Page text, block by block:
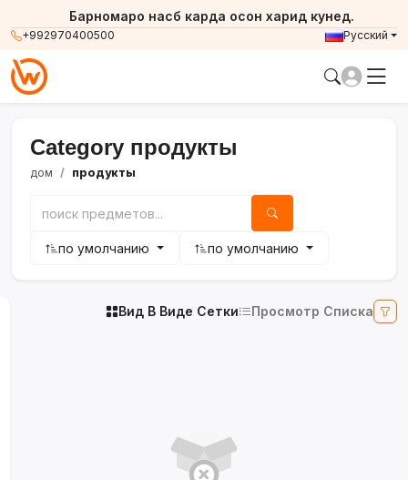
+992970400500
Барномаро насб карда осон харид кунед.
Русский
Category продукты
дом продукты
по умолчанию по умолчанию
Вид В Виде Сетки Просмотр Списка